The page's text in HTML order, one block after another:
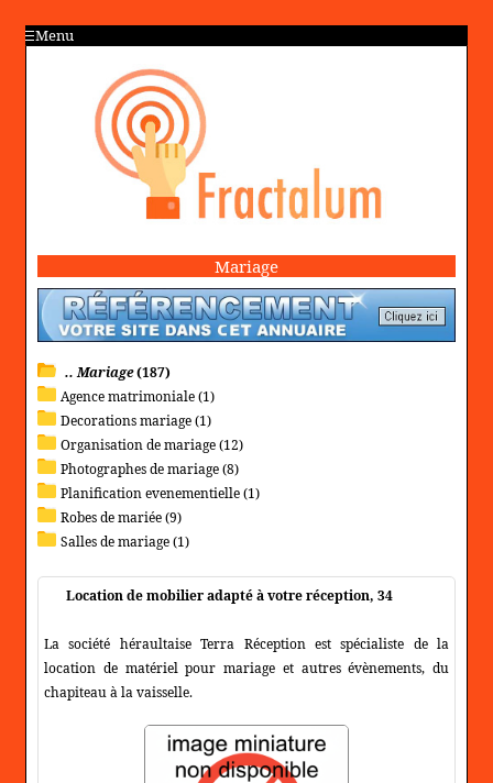
Menu
Mariage
.. Mariage(187)
Agence matrimoniale (1)
Decorations mariage (1)
Organisation de mariage (12)
Photographes de mariage (8)
Planification evenementielle (1)
Robes de mariée (9)
Salles de mariage (1)
Location de mobilier adapté à votre réception, 34
La société héraultaise Terra Réception est spécialiste de la
location de matériel pour mariage et autres évènements, du
chapiteau à la vaisselle.